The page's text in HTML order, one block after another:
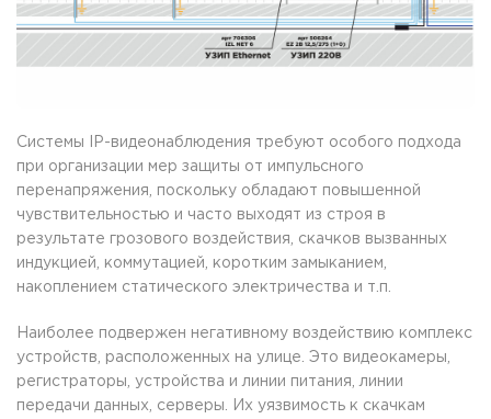
Системы IP-видеонаблюдения требуют особого подхода
при организации мер защиты от импульсного
перенапряжения, поскольку обладают повышенной
чувствительностью и часто выходят из строя в
результате грозового воздействия, скачков вызванных
индукцией, коммутацией, коротким замыканием,
накоплением статического электричества и т.п.
Наиболее подвержен негативному воздействию комплекс
устройств, расположенных на улице. Это видеокамеры,
регистраторы, устройства и линии питания, линии
передачи данных, серверы. Их уязвимость к скачкам